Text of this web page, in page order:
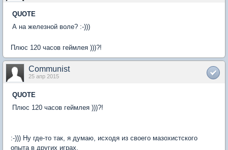
QUOTE
А на железной воле? :-)))
Плюс 120 часов геймлея )))?!
Communist
25 апр 2015
QUOTE
Плюс 120 часов геймлея )))?!
:-))) Ну где-то так, я думаю, исходя из своего мазохистского
опыта в других играх.